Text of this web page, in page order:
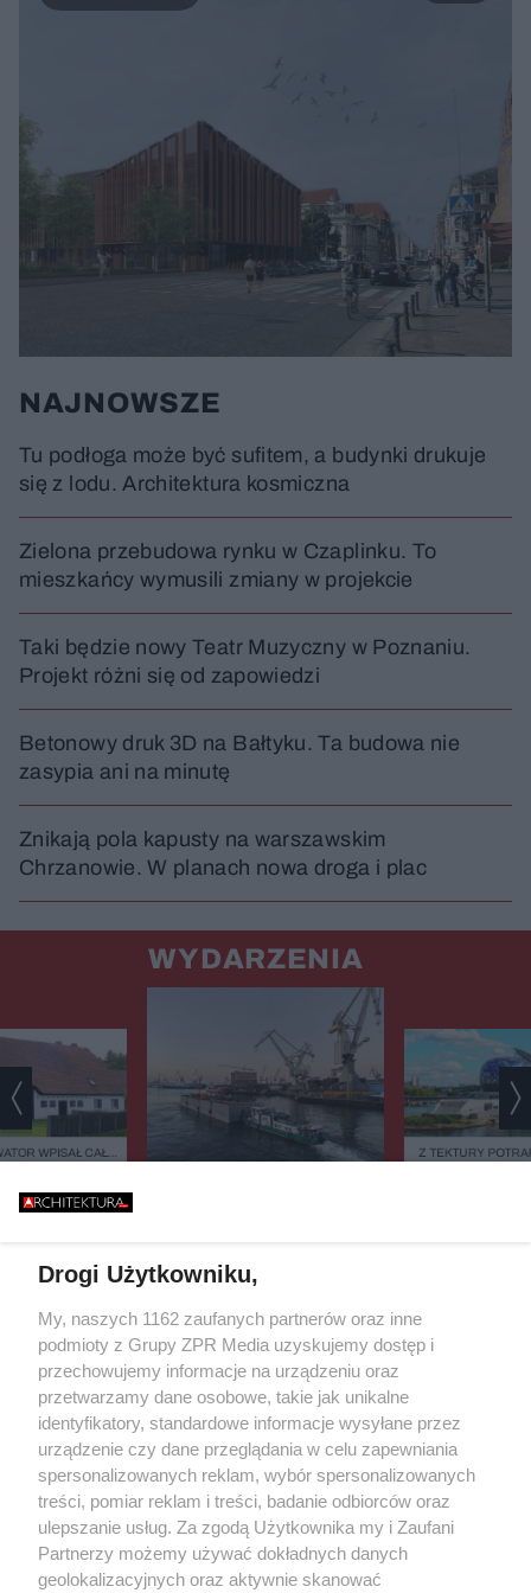
NAJNOWSZE
Tu podłoga może być sufitem, a budynki drukuje
się z lodu. Architektura kosmiczna
Zielona przebudowa rynku w Czaplinku. To
mieszkańcy wymusili zmiany w projekcie
Taki będzie nowy Teatr Muzyczny w Poznaniu.
Projekt różni się od zapowiedzi
Betonowy druk 3D na Bałtyku. Ta budowa nie
zasypia ani na minutę
Znikają pola kapusty na warszawskim
Chrzanowie. W planach nowa droga i plac
WYDARZENIA
WPISAŁ CAŁĄ
PARALIŻU
Z TEKTURY
Żaden utwór zamieszczony w serwisie nie może być powielany i
rozpowszechniany lub dalej rozpowszechniany w jakikolwiek sposób (w
tym także elektroniczny lub mechaniczny) na jakimkolwiek polu
eksploatacji w jakiejkolwiek formie, włącznie z umieszczaniem w
Internecie bez pisemnej zgody właściciela praw. Jakiekolwiek użycie lub
wykorzystanie utworów w całości lub w części z naruszeniem prawa, tzn.
bez właściwej zgody, jest zabronione pod groźbą kary i może być ścigane
prawnie.
Drogi Użytkowniku,
My, naszych 1162 zaufanych partnerów oraz inne
podmioty z Grupy ZPR Media uzyskujemy dostęp i
przechowujemy informacje na urządzeniu oraz
przetwarzamy dane osobowe, takie jak unikalne
identyfikatory, standardowe informacje wysyłane przez
urządzenie czy dane przeglądania w celu zapewniania
spersonalizowanych reklam, wybór spersonalizowanych
treści, pomiar reklam i treści, badanie odbiorców oraz
ulepszanie usług. Za zgodą Użytkownika my i Zaufani
Partnerzy możemy używać dokładnych danych
geolokalizacyjnych oraz aktywnie skanować